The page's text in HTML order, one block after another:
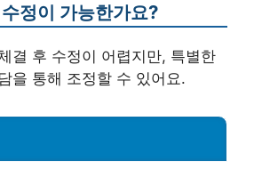
정이 가능한가요?
결 후 수정이 어렵지만, 특별한
을 통해 조정할 수 있어요.